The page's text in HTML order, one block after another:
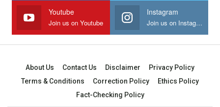
Youtube
Join us on Youtube
Instagram
Join us on Instagram
About Us Contact Us Disclaimer
Privacy Policy
Terms & Conditions
Correction Policy
Ethics Policy
Fact-Checking Policy